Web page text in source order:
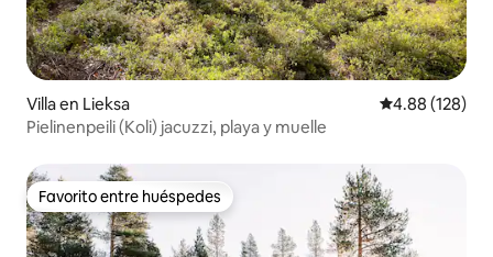
Villa en Lieksa Calificación
4.88 (128)
Pielinenpeili (Koli) jacuzzi, playa y muelle
Favorito entre huéspedes
Favorito entre huéspedes